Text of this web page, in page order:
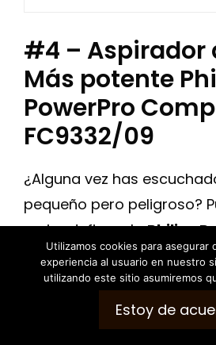
#4 – Aspirador
Más potente
PowerPro
FC9332/09
¿Alguna vez has
pequeño pero peligroso?
mejor define a laPhilips
Compact FC9332/09,una
trineo de tamaño
ligero (apenas 4.5 Kg.),
extraordinariapotencia de
Utilizamos cookies para asegurar
experiencia al usuario en nuestro
utilizando este sitio asumiremos
Estoy de